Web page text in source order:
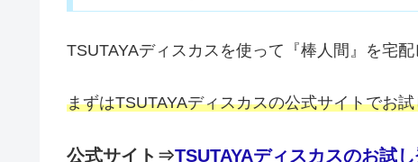
TSUTAYAディスカスを使って『棒人間』を宅配
まずはTSUTAYAディスカスの公式サイトでお
公式サイト⇒TSUTAYAディスカスのお試